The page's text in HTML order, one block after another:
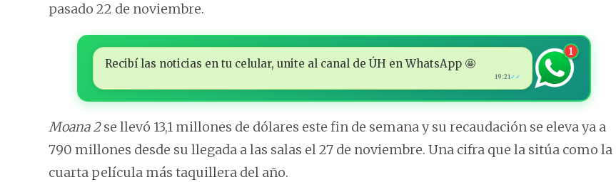
pasado 22 de noviembre.
Recibí las noticias en tu celular, unite al canal de ÚH en WhatsApp 🤩
19:21✓✓
1
Moana 2se llevó 13,1 millones de dólares este fin de semana y su recaudación se eleva ya a
790 millones desde su llegada a las salas el 27 de noviembre. Una cifra que la sitúa como la
cuarta película más taquillera del año.